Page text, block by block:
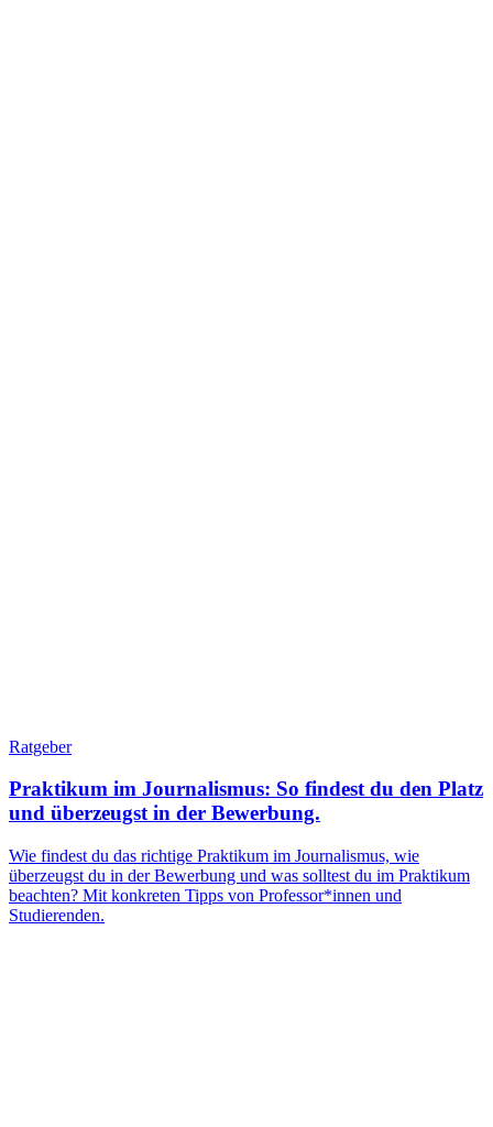
Ratgeber
Praktikum im Journalismus: So findest du den Platz
und überzeugst in der Bewerbung.
Wie findest du das richtige Praktikum im Journalismus, wie
überzeugst du in der Bewerbung und was solltest du im Praktikum
beachten? Mit konkreten Tipps von Professor*innen und
Studierenden.